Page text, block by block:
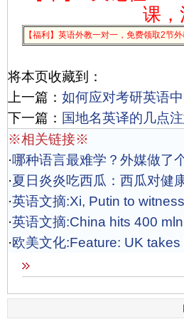
课，
【福利】英语外教一对一，免费领取2节
将本页收藏到：
上一篇： 如何应对考研英语
下一篇： 国地名英译的几点
※相关链接※
·哪种语言最难学？外媒做了
·夏日炎炎吃西瓜：西瓜对健
·英语文摘:Xi, Putin to
·英语文摘:China hits 400
·欧美文化:Feature: UK takes